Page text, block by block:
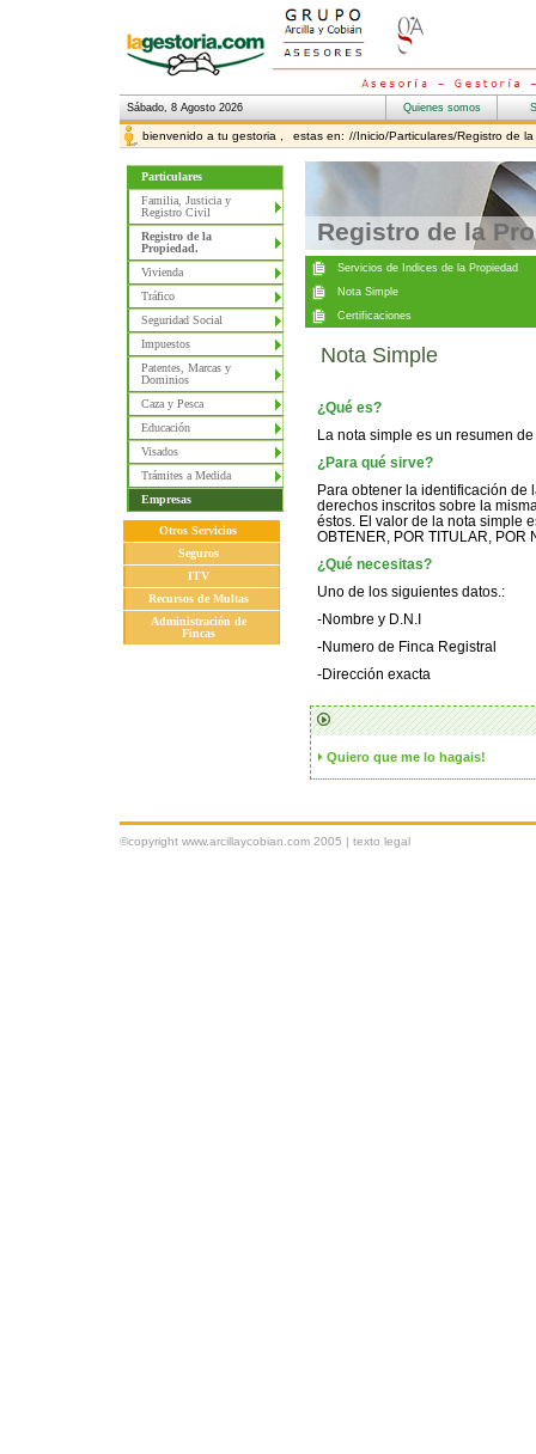
Sábado, 8 Agosto 2026
bienvenido a tu gestoria , estas en: //Inicio/Particulares/Registro de
Particulares
Familia, Justicia y
Registro Civil
Registro de la
Propiedad.
Vivienda
Tráfico
Seguridad Social
Impuestos
Patentes, Marcas y
Dominios
Caza y Pesca
Educación
Visados
Trámites a Medida
Empresas
Otros Servicios
Seguros
ITV
Recursos de Multas
Administración de
Fincas
Registro de la
Nota Simple
¿Qué es?
La nota simple es un resumen
¿Para qué sirve?
Para obtener la identificación de
derechos inscritos sobre la
éstos. El valor de la nota simple
OBTENER, POR TITULAR, POR
¿Qué necesitas?
Uno de los siguientes datos.:
-Nombre y D.N.I
-Numero de Finca Registral
-Dirección exacta
Quiero que me lo hagais!
©copyright www.arcillaycobian.com 2005 | texto legal